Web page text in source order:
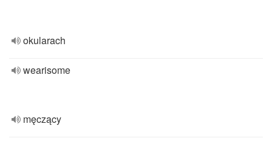
okularach
wearisome
męczący